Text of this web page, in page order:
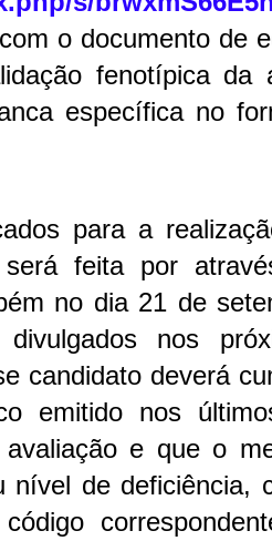
o documento de
fenotípica da
específica no
para a
feita por
no dia 21 de
nos
candidato deverá
emitido nos
e que o
de deficiência,